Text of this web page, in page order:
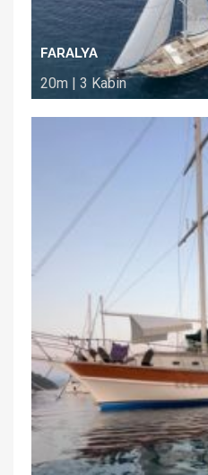
FARALYA
20m | 3 Kabin